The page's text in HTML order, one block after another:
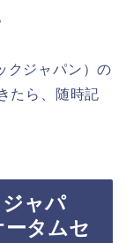
クジャパン）の
たら、随時記
ャパ
タムセ